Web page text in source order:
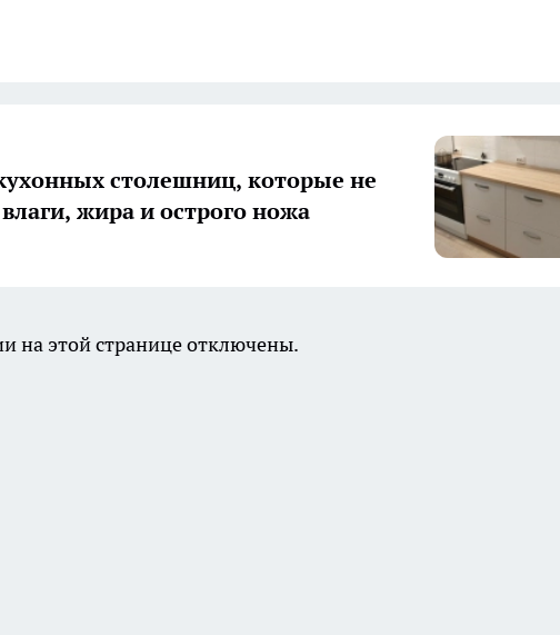
столешниц, которые не
жира и острого ножа
на этой странице отключены.